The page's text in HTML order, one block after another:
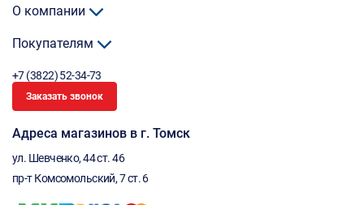
О компании
Покупателям
+7 (3822) 52-34-73
Заказать звонок
Адреса магазинов в г. Томск
ул. Шевченко, 44 ст. 46
пр-т Комсомольский, 7 ст. 6